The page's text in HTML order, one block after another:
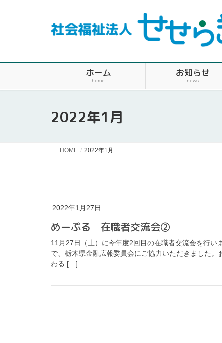
ホーム
home
お知らせ
news
2022年1月
HOME 2022年1月
2022年1月27日
めーぷる 在職者交流会②
11月27日（土）に今年度2回目の在職者交流会を行
で、栃木県金融広報委員会にご協力いただきました
わる […]